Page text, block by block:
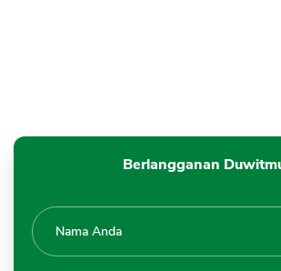
Berlangganan